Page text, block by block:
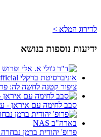
לדירוג המלא >
ידיעות נוספות בנושא
ציפור קטנה לחשה לה:
סבב לחימה עם איראן -
פרופ' יהודית ברמן